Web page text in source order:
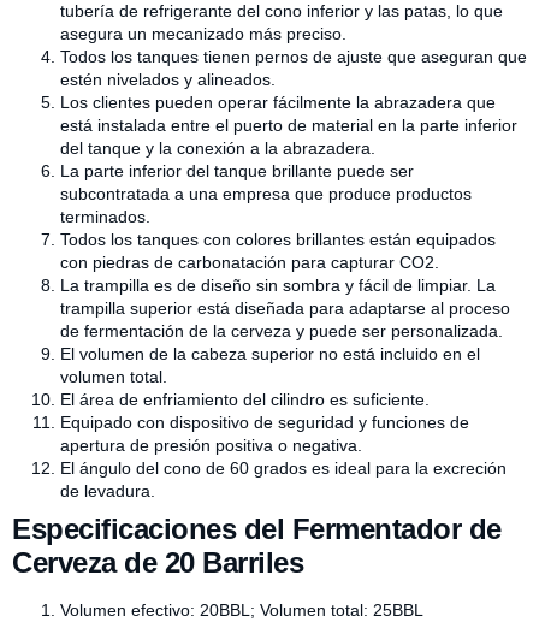
tubería de refrigerante del cono inferior y las patas, lo que
asegura un mecanizado más preciso.
Todos los tanques tienen pernos de ajuste que aseguran que
estén nivelados y alineados.
Los clientes pueden operar fácilmente la abrazadera que
está instalada entre el puerto de material en la parte inferior
del tanque y la conexión a la abrazadera.
La parte inferior del tanque brillante puede ser
subcontratada a una empresa que produce productos
terminados.
Todos los tanques con colores brillantes están equipados
con piedras de carbonatación para capturar CO2.
La trampilla es de diseño sin sombra y fácil de limpiar. La
trampilla superior está diseñada para adaptarse al proceso
de fermentación de la cerveza y puede ser personalizada.
El volumen de la cabeza superior no está incluido en el
volumen total.
El área de enfriamiento del cilindro es suficiente.
Equipado con dispositivo de seguridad y funciones de
apertura de presión positiva o negativa.
El ángulo del cono de 60 grados es ideal para la excreción
de levadura.
Especificaciones del Fermentador de
Cerveza de 20 Barriles
Volumen efectivo: 20BBL; Volumen total: 25BBL